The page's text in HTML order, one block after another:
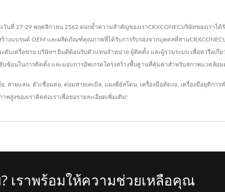
นที่ 27-29 พฤศจิกายน 2562 ตอกย้ำความสำคัญของเราCRXCONECบริษัทของเราไ
างแบรนด์ OEM และผลิตภัณฑ์คุณภาพที่ได้รับการรับรองจากบุคคลที่สาม
ะดับเครือข่าย บริษัทฯ ยินดีต้อนรับตัวแทนจำหน่าย ผู้ติดตั้ง และผู้รวมระบบ เพื่อหารือเ
ซ้อนในการติดตั้ง และมอบการอัพเกรดโครงสร้างพื้นฐานที่คุ้มค่าสำหรับสภาพแวดล้
สายแลน ตัวเชื่อมต่อ ต่อมสายเคเบิล แผงคีย์สโตน เครื่องมือดัดงอ เครื่องมือยุติการ
สูงของเราติดต่อเราเพื่อขอรายละเอียดเพิ่มเติม!
เราพร้อมให้ความช่วยเหลือคุณ